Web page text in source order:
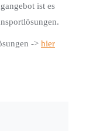
ist es
-> hier